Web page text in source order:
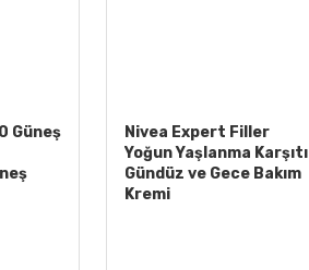
Güneş
Nivea Expert Filler
Yoğun Yaşlanma Karşıtı
Gündüz ve Gece Bakım
Kremi